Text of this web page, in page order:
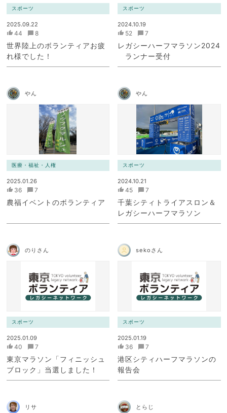
スポーツ
2025.09.22
44 8
世界陸上のボランティアお疲
れ様でした！
スポーツ
2024.10.19
52 7
レガシーハーフマラソン2024
ランナー受付
やん
医療・福祉・人権
2025.01.26
36 7
農福イベントのボランティア
やん
スポーツ
2024.10.21
45 7
千葉シティトライアスロン＆
レガシーハーフマラソン
のりさん
スポーツ
2025.01.09
40 7
東京マラソン「フィニッシュ
ブロック」当選しました！
sekoさん
スポーツ
2025.01.19
36 7
港区シティハーフマラソンの
報告会
リサ とらじ